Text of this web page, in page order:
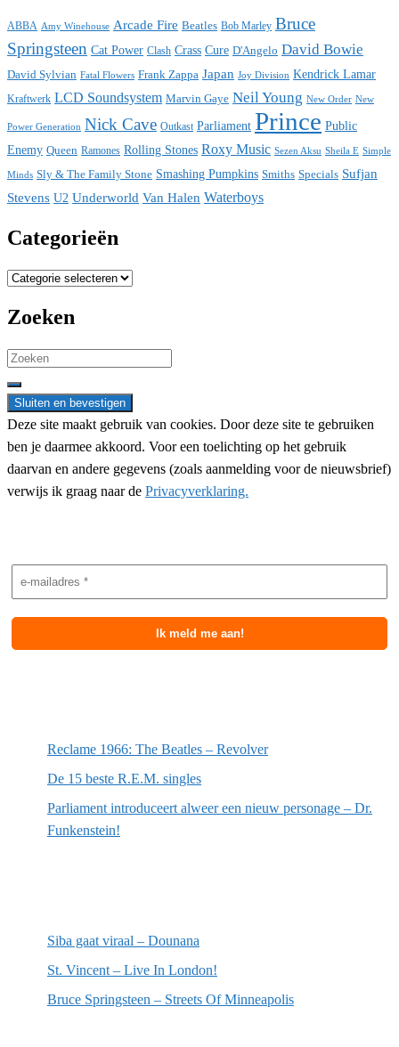
ABBA Amy Winehouse Arcade Fire Beatles Bob Marley Bruce
Springsteen Cat Power Clash Crass Cure D'Angelo David Bowie
David Sylvian Fatal Flowers Frank Zappa Japan Joy Division Kendrick Lamar
Kraftwerk LCD Soundsystem Marvin Gaye Neil Young New Order New
Power Generation Nick Cave Outkast Parliament Prince Public
Enemy Queen Ramones Rolling Stones Roxy Music Sezen Aksu Sheila E Simple
Minds Sly & The Family Stone Smashing Pumpkins Smiths Specials Sufjan
Stevens U2 Underworld Van Halen Waterboys
Categorieën
Categorieën
Zoeken
Search
for:
Deze site maakt gebruik van cookies. Door deze site te gebruiken
ben je daarmee akkoord. Voor een toelichting op het gebruik
daarvan en andere gegevens (zoals aanmelding voor de nieuwsbrief)
verwijs ik graag naar de Privacyverklaring.
Reclame 1966: The Beatles – Revolver
De 15 beste R.E.M. singles
Parliament introduceert alweer een nieuw personage – Dr.
Funkenstein!
Siba gaat viraal – Dounana
St. Vincent – Live In London!
Bruce Springsteen – Streets Of Minneapolis